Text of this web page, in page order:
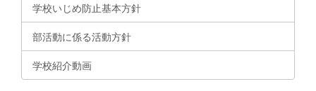
学校いじめ防止基本方針
部活動に係る活動方針
学校紹介動画